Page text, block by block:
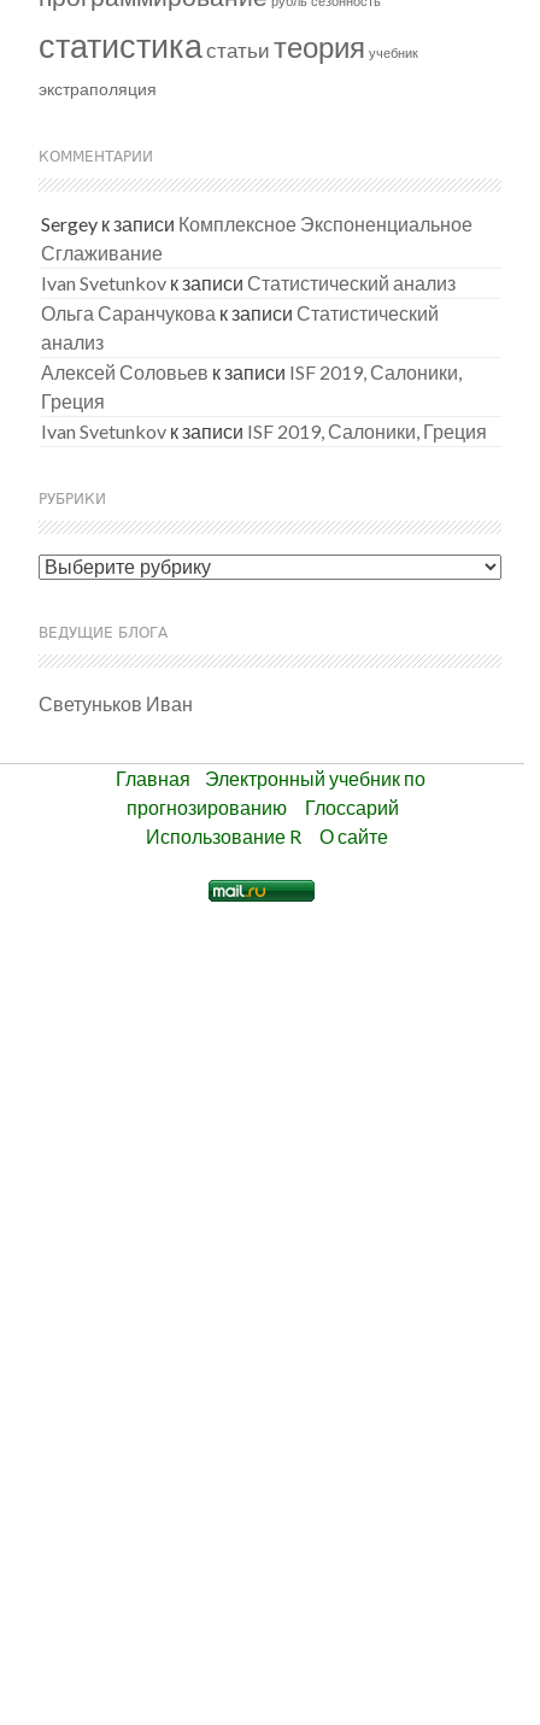
статистикастатьи теория учебник
экстраполяция
КОММЕНТАРИИ
Sergey к записи Комплексное Экспоненциальное
Сглаживание
Ivan Svetunkov к записиСтатистический анализ
Ольга Саранчукова к записиСтатистический
анализ
Алексей Соловьев к записи ISF 2019, Салоники,
Греция
Ivan Svetunkov к записи ISF 2019, Салоники, Греция
РУБРИКИ
Рубрики
ВЕДУЩИЕ БЛОГА
Светуньков Иван
Главная
Электронный учебник по
прогнозированию
Глоссарий
Использование R
О сайте